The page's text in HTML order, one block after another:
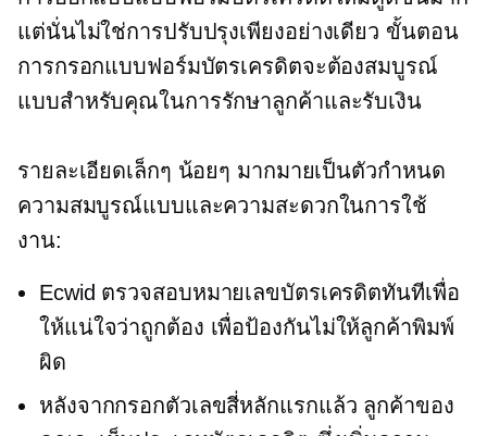
แต่นั่นไม่ใช่การปรับปรุงเพียงอย่างเดียว ขั้นตอน
การกรอกแบบฟอร์มบัตรเครดิตจะต้องสมบูรณ์
แบบสำหรับคุณในการรักษาลูกค้าและรับเงิน
รายละเอียดเล็กๆ น้อยๆ มากมายเป็นตัวกำหนด
ความสมบูรณ์แบบและความสะดวกในการใช้
งาน:
Ecwid ตรวจสอบหมายเลขบัตรเครดิตทันทีเพื่อ
ให้แน่ใจว่าถูกต้อง เพื่อป้องกันไม่ให้ลูกค้าพิมพ์
ผิด
หลังจากกรอกตัวเลขสี่หลักแรกแล้ว ลูกค้าของ